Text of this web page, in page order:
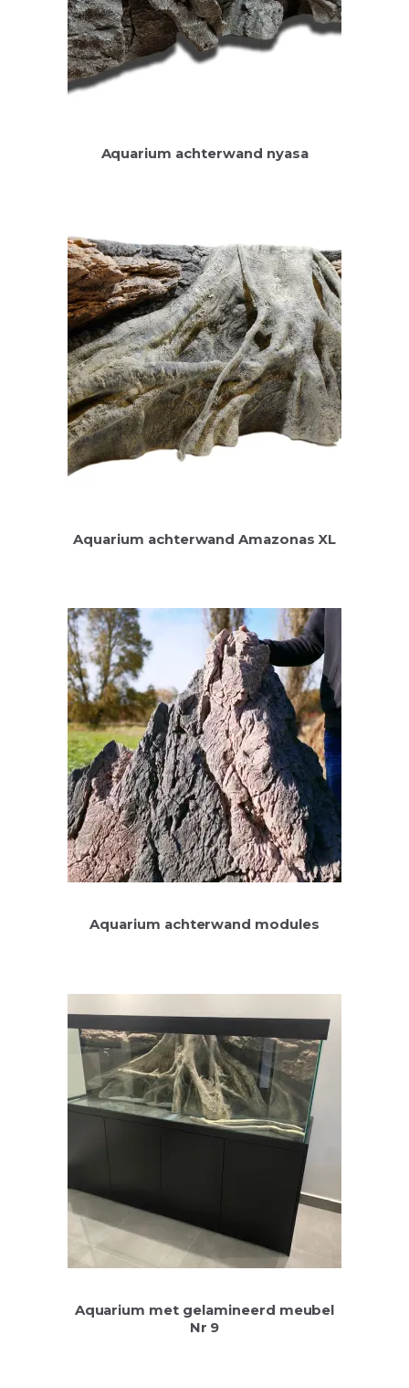
Aquarium achterwand nyasa
Aquarium achterwand Amazonas XL
Aquarium achterwand modules
Aquarium met gelamineerd meubel
Nr 9